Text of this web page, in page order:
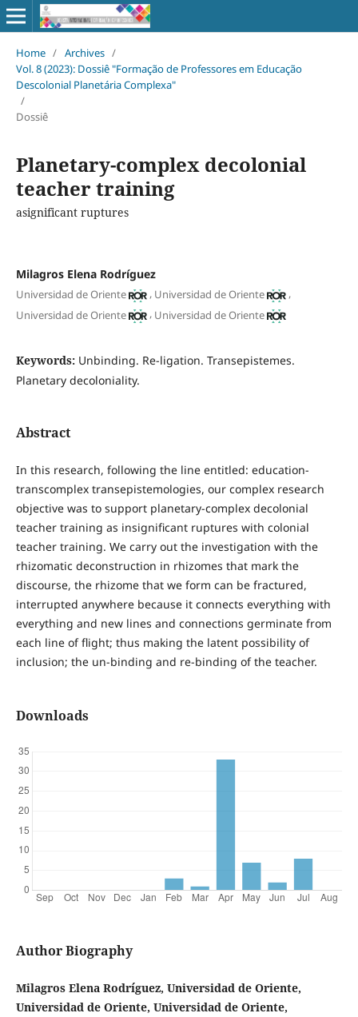
Home / Archives /
Vol. 8 (2023): Dossiê "Formação de Professores em Educação
Descolonial Planetária Complexa"
/
Dossiê
Planetary-complex decolonial
teacher training
asignificant ruptures
Milagros Elena Rodríguez
Universidad de Oriente , Universidad de Oriente
,
Universidad de Oriente
, Universidad de Oriente
Keywords: Unbinding. Re-ligation. Transepistemes.
Planetary decoloniality.
Abstract
In this research, following the line entitled: education-
transcomplex transepistemologies, our complex research
objective was to support planetary-complex decolonial
teacher training as insignificant ruptures with colonial
teacher training. We carry out the investigation with the
rhizomatic deconstruction in rhizomes that mark the
discourse, the rhizome that we form can be fractured,
interrupted anywhere because it connects everything with
everything and new lines and connections germinate from
each line of flight; thus making the latent possibility of
inclusion; the un-binding and re-binding of the teacher.
Downloads
Author Biography
Milagros Elena Rodríguez, Universidad de Oriente,
Universidad de Oriente, Universidad de Oriente,